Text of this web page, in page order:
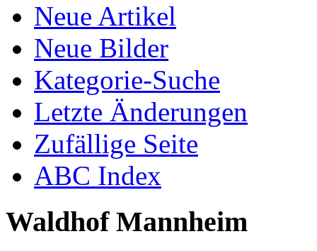
Neue Artikel
Neue Bilder
Kategorie-Suche
Letzte Änderungen
Zufällige Seite
ABC Index
Waldhof Mannheim